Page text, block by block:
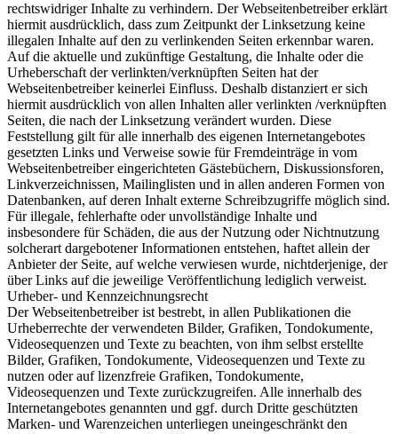
rechtswidriger Inhalte zu verhindern. Der Webseitenbetreiber erklärt
hiermit ausdrücklich, dass zum Zeitpunkt der Linksetzung keine
illegalen Inhalte auf den zu verlinkenden Seiten erkennbar waren.
Auf die aktuelle und zukünftige Gestaltung, die Inhalte oder die
Urheberschaft der verlinkten/verknüpften Seiten hat der
Webseitenbetreiber keinerlei Einfluss. Deshalb distanziert er sich
hiermit ausdrücklich von allen Inhalten aller verlinkten /verknüpften
Seiten, die nach der Linksetzung verändert wurden. Diese
Feststellung gilt für alle innerhalb des eigenen Internetangebotes
gesetzten Links und Verweise sowie für Fremdeinträge in vom
Webseitenbetreiber eingerichteten Gästebüchern, Diskussionsforen,
Linkverzeichnissen, Mailinglisten und in allen anderen Formen von
Datenbanken, auf deren Inhalt externe Schreibzugriffe möglich sind.
Für illegale, fehlerhafte oder unvollständige Inhalte und
insbesondere für Schäden, die aus der Nutzung oder Nichtnutzung
solcherart dargebotener Informationen entstehen, haftet allein der
Anbieter der Seite, auf welche verwiesen wurde, nichtderjenige, der
über Links auf die jeweilige Veröffentlichung lediglich verweist.
Urheber- und Kennzeichnungsrecht
Der Webseitenbetreiber ist bestrebt, in allen Publikationen die
Urheberrechte der verwendeten Bilder, Grafiken, Tondokumente,
Videosequenzen und Texte zu beachten, von ihm selbst erstellte
Bilder, Grafiken, Tondokumente, Videosequenzen und Texte zu
nutzen oder auf lizenzfreie Grafiken, Tondokumente,
Videosequenzen und Texte zurückzugreifen. Alle innerhalb des
Internetangebotes genannten und ggf. durch Dritte geschützten
Marken- und Warenzeichen unterliegen uneingeschränkt den